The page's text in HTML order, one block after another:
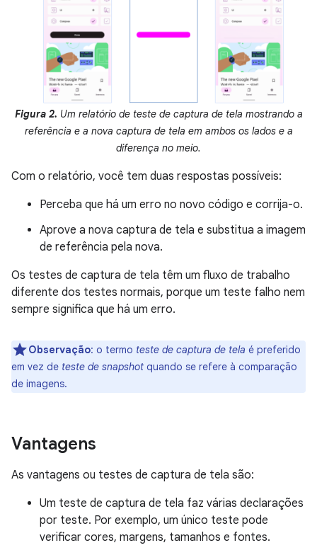
Figura 2. Um relatório de teste de captura de tela mostrando a
referência e a nova captura de tela em ambos os lados e a
diferença no meio.
Com o relatório, você tem duas respostas possíveis:
Perceba que há um erro no novo código e corrija-o.
Aprove a nova captura de tela e substitua a imagem
de referência pela nova.
Os testes de captura de tela têm um fluxo de trabalho
diferente dos testes normais, porque um teste falho nem
sempre significa que há um erro.
Observação: o termo teste de captura de tela é preferido
em vez de teste de snapshot quando se refere à comparação
de imagens.
Vantagens
As vantagens ou testes de captura de tela são:
Um teste de captura de tela faz várias declarações
por teste. Por exemplo, um único teste pode
verificar cores, margens, tamanhos e fontes.